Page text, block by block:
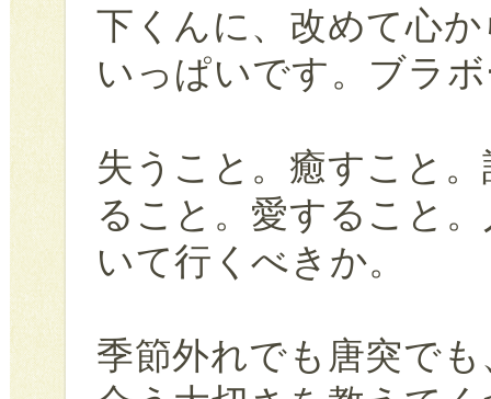
下くんに、改めて心
いっぱいです。ブ
失うこと。癒すこと
ること。愛すること
いて行くべきか。
季節外れでも唐突で